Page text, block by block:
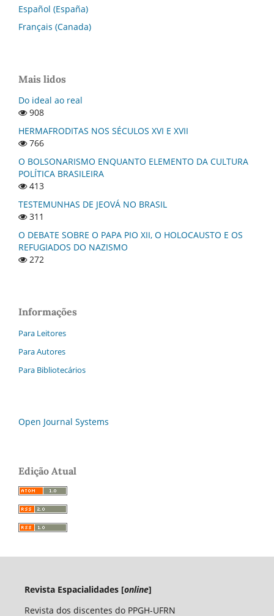
Español (España)
Français (Canada)
Mais lidos
Do ideal ao real
908
HERMAFRODITAS NOS SÉCULOS XVI E XVII
766
O BOLSONARISMO ENQUANTO ELEMENTO DA CULTURA
POLÍTICA BRASILEIRA
413
TESTEMUNHAS DE JEOVÁ NO BRASIL
311
O DEBATE SOBRE O PAPA PIO XII, O HOLOCAUSTO E OS
REFUGIADOS DO NAZISMO
272
Informações
Para Leitores
Para Autores
Para Bibliotecários
Open Journal Systems
Edição Atual
Revista Espacialidades [online]
Revista dos discentes do PPGH-UFRN